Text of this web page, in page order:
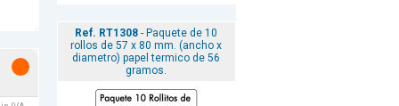
Ref. RT1308 - Paquete de 10
rollos de 57 x 80 mm. (ancho x
diametro) papel termico de 56
gramos.